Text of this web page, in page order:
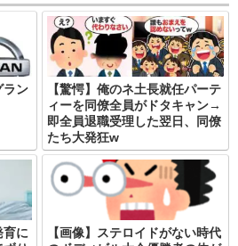
ラン
【驚愕】俺のネ土長就任パーテ
ィーを同僚全員がドタキャン→
即全員退職受理した翌日、同僚
たち大発狂w
育に
【画像】ステロイドがない時代